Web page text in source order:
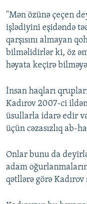
"Mən özünə çeçen
işlədiyini eşidəndə
qarşısını almayan
bilməlidirlər ki, öz
həyata keçirə
İnsan haqları
Kadırov 2007-ci
üsullarla idarə edir
üçün cəzasızlıq ab-
Onlar bunu da
adam
qətllərə görə Kadırov